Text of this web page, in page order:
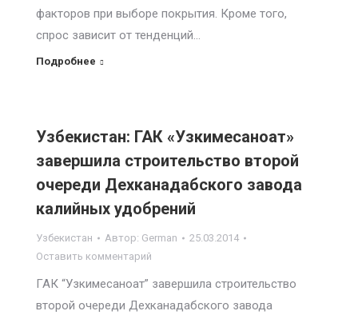
факторов при выборе покрытия. Кроме того,
спрос зависит от тенденций…
Подробнее
Узбекистан: ГАК «Узкимесаноат»
завершила строительство второй
очереди Дехканадабского завода
калийных удобрений
Узбекистан Автор: German
25.03.2014
Оставить комментарий
ГАК “Узкимесаноат” завершила строительство
второй очереди Дехканадабского завода